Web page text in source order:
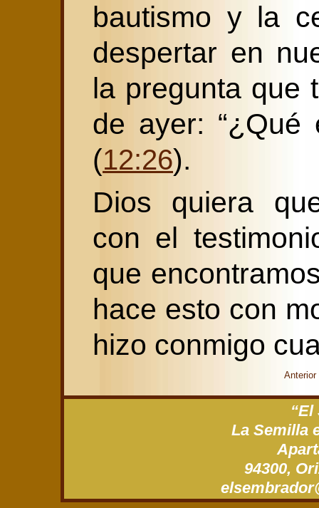
bautismo y la
despertar en
la pregunta que
de ayer: “¿Qué
(12:26).
Dios quiera
con el
que
hace esto con
hizo conmigo
Anterior
“El
La Semilla
94300,